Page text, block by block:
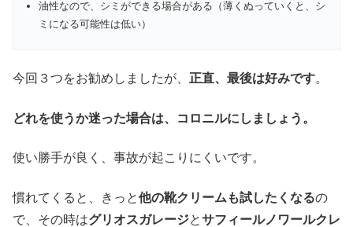
油性なので、シミができる場合がある（薄くぬっていくと、シ
ミになる可能性は低い）
今回３つをお勧めしましたが、 正直、最後は好みです。
どれを使うか迷った場合は、コロニルにしましょう。
使い勝手が良く、事故が起こりにくいです。
慣れてくると、きっと他の靴クリームも試したくなるの
で、その時はグリオスガレージとサフィールノワールクレ